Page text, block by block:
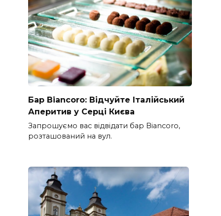
Бар Biancoro: Відчуйте Італійський
Аперитив у Серці Києва
Запрошуємо вас відвідати бар Biancoro,
розташований на вул.